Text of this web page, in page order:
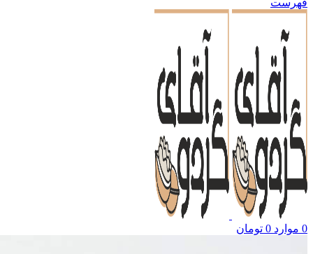
فهرست
0 موارد 0 تومان